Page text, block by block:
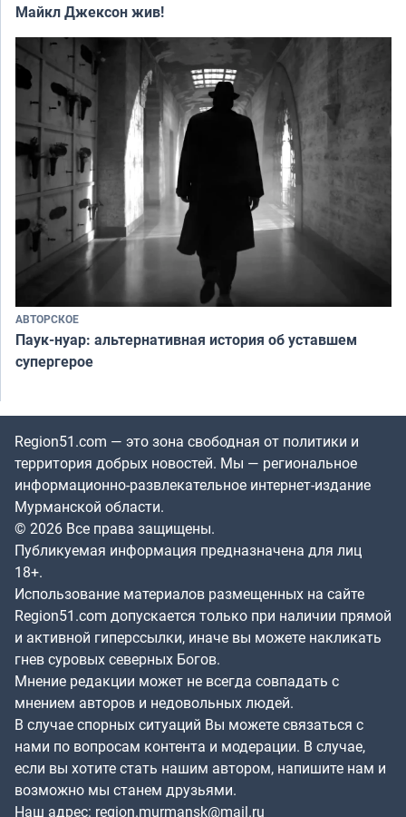
Майкл Джексон жив!
АВТОРСКОЕ
Паук-нуар: альтернативная история об уставшем
супергерое
Region51.com — это зона свободная от политики и
территория добрых новостей. Мы — региональное
информационно-развлекательное интернет-издание
Мурманской области.
© 2026 Все права защищены.
Публикуемая информация предназначена для лиц
18+.
Использование материалов размещенных на сайте
Region51.com допускается только при наличии прямой
и активной гиперссылки, иначе вы можете накликать
гнев суровых северных Богов.
Мнение редакции может не всегда совпадать с
мнением авторов и недовольных людей.
В случае спорных ситуаций Вы можете связаться с
нами по вопросам контента и модерации. В случае,
если вы хотите стать нашим автором, напишите нам и
возможно мы станем друзьями.
Наш адрес: region.murmansk@mail.ru